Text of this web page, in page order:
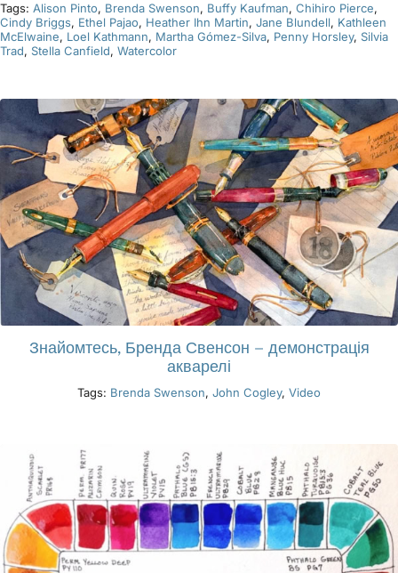
Зв'яжіться з нами
Tags: Alison Pinto, Brenda Swenson, Buffy Kaufman, Chihiro Pierce,
Cindy Briggs, Ethel Pajao, Heather Ihn Martin, Jane Blundell, Kathleen
McElwaine, Loel Kathmann, Martha Gómez-Silva, Penny Horsley, Silvia
Trad, Stella Canfield, Watercolor
Знайомтесь, Бренда Свенсон – демонстрація
акварелі
Tags: Brenda Swenson, John Cogley, Video